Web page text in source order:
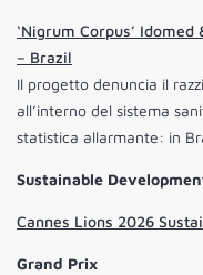
‘Nigrum Corpus’
– Brazil
Il progetto denuncia il
all’interno del sistema
statistica allarmante: in
Sustainable
Cannes Lions 2026
Grand Prix